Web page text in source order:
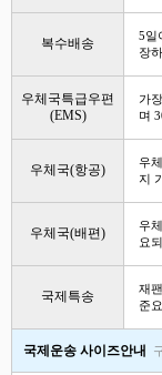
복수배송
5일
장
우체국특급우편
(EMS)
가
며
우체국(항공)
우
지
우체국(배편)
우
요
국제특송
재
준
국제운송 사이즈안내